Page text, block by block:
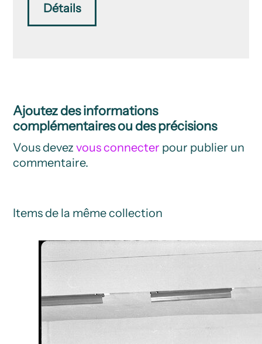
Détails
Ajoutez des informations
complémentaires ou des précisions
Vous devezvous connecter pour publier un
commentaire.
Items de la même collection